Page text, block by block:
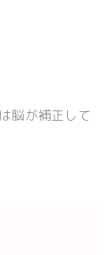
脳が補正して